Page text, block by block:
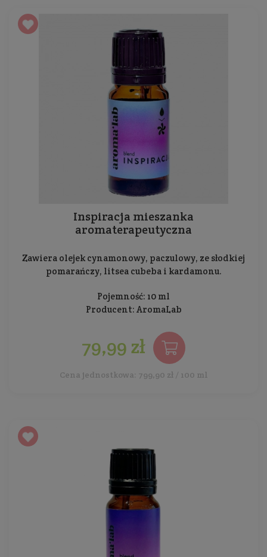
Inspiracja mieszanka
aromaterapeutyczna
Zawiera olejek cynamonowy, paczulowy, ze słodkiej
pomarańczy, litsea cubeba i kardamonu.
Pojemność: 10 ml
Producent: AromaLab
79,99 zł
Cena jednostkowa: 799,90 zł / 100 ml